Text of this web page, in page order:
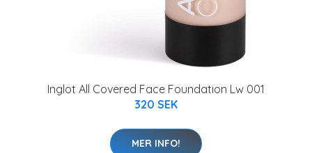
Inglot All Covered Face Foundation Lw 001
320 SEK
MER INFO!